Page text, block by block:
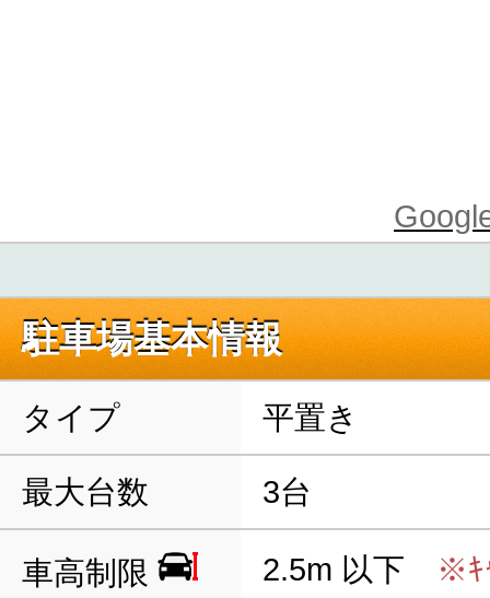
駐車場基本情報
タイプ 平置き
最大台数 3台
車高制限 2.5m 以下 ※ｷ